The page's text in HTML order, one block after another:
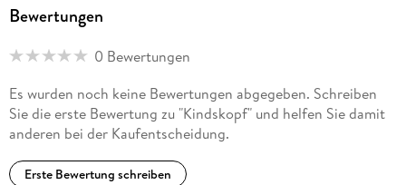
Zudem hat er für zahlreiche Tageszeitungen und
vornehmlich für den Berliner Tagesspiegel und sein Internet-
2010 wurde er zum Begründer des Labels Edition Gegenwind,
unter dem inzwischen (Stand: 2018) gemeinsam mit acht
anderen Autoren über 60 Titel erschienen sind.
Bewertungen
0 Bewertungen
Es wurden noch keine Bewertungen abgegeben. Schreiben
Sie die erste Bewertung zu "Kindskopf" und helfen Sie damit
anderen bei der Kaufentscheidung.
Erste Bewertung schreiben